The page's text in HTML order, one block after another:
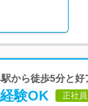
から徒歩5分と好
験OK 正社員